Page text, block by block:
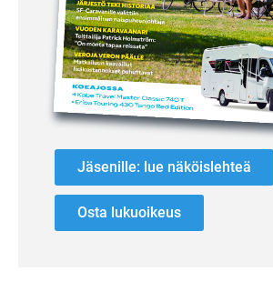
Jäsenille: lue näköislehteä
Osta lukuoikeus